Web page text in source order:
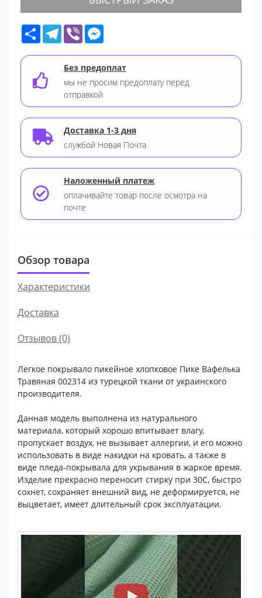
Share Telegram
Viber
Без предоплат
мы не просим предоплату перед
отправкой
Доставка 1-3 дня
службой Новая Почта
Наложенный платеж
оплачивайте товар после осмотра на
почте
Обзор товара
Характеристики
Доставка
Отзывов (0)
Легкое покрывало пикейное хлопковое Пике Вафелька
Травяная 002314 из турецкой ткани от украинского
производителя.
Данная модель выполнена из натурального
материала, который хорошо впитывает влагу,
пропускает воздух, не вызывает аллергии, и его можно
использовать в виде накидки на кровать, а также в
виде пледа-покрывала для укрывания в жаркое время.
Изделие прекрасно переносит стирку при 30С, быстро
сохнет, сохраняет внешний вид, не деформируется, не
выцветает, имеет длительный срок эксплуатации.